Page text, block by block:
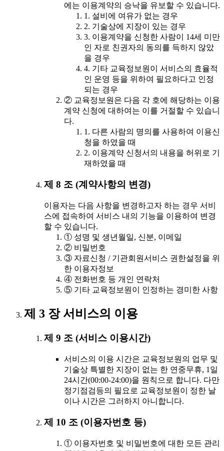
에는 이용계약의 승낙을 유보할 수 있습니다.
1. 설비에 여유가 없는 경우
2. 기술상에 지장이 있는 경우
3. 이용계약을 신청한 사람이 14세 미만
인 자로 친권자의 동의를 득하지 않았
을 경우
4. 기타 교육정보원이 서비스의 효율적
인 운영 등을 위하여 필요하다고 인정
되는 경우
② 교육정보원은 다음 각 호에 해당하는 이용
계약 신청에 대하여는 이를 거절할 수 있습니
다.
1. 다른 사람의 명의를 사용하여 이용신
청을 하였을 때
2. 이용계약 신청서의 내용을 허위로 기
재하였을 때
제 8 조 (계약사항의 변경)
이용자는 다음 사항을 변경하고자 하는 경우 서비
스에 접속하여 서비스 내의 기능을 이용하여 변경
할 수 있습니다.
① 성명 및 생년월일, 신분, 이메일
② 비밀번호
③ 자료신청 / 기관회원서비스 권한설정을 위
한 이용자정보
④ 전화번호 등 개인 연락처
⑤ 기타 교육정보원이 인정하는 경미한 사항
제 3 장 서비스의 이용
제 9 조 (서비스 이용시간)
서비스의 이용 시간은 교육정보원의 업무 및
기술상 특별한 지장이 없는 한 연중무휴, 1일
24시간(00:00-24:00)을 원칙으로 합니다. 다만
정기점검등의 필요로 교육정보원이 정한 날
이나 시간은 그러하지 아니합니다.
제 10 조 (이용자번호 등)
① 이용자번호 및 비밀번호에 대한 모든 관리